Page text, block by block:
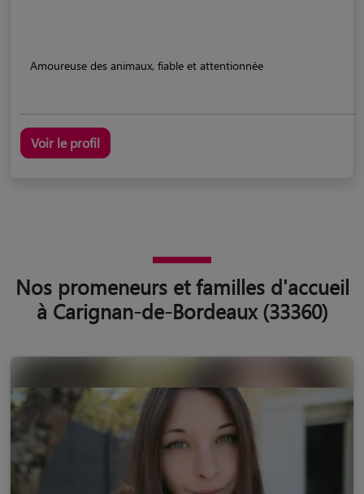
Amoureuse des animaux, fiable et attentionnée
Voir le profil
Nos promeneurs et familles d'accueil
à Carignan-de-Bordeaux (33360)